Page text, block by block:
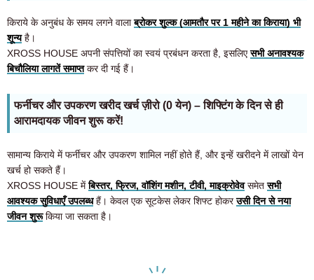
किराये के अनुबंध के समय लगने वालाब्रोकर शुल्क (आमतौर पर 1 महीने का किराया) भी
शून्यहै।
XROSS HOUSE अपनी संपत्तियों का स्वयं प्रबंधन करता है, इसलिएसभी अनावश्यक
बिचौलिया लागतें समाप्तकर दी गई हैं।
फर्नीचर और उपकरण खरीद खर्च ज़ीरो (0 येन) – शिफ्टिंग के दिन से ही
आरामदायक जीवन शुरू करें!
सामान्य किराये में फर्नीचर और उपकरण शामिल नहीं होते हैं, और इन्हें खरीदने में लाखों येन
खर्च हो सकते हैं।
XROSS HOUSE मेंबिस्तर, फ्रिज, वॉशिंग मशीन, टीवी, माइक्रोवेवसमेतसभी
आवश्यक सुविधाएँ उपलब्धहैं। केवल एक सूटकेस लेकर शिफ्ट होकरउसी दिन से नया
जीवन शुरूकिया जा सकता है।